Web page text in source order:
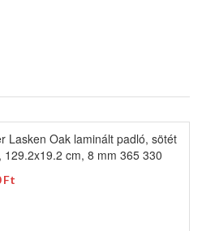
Lasken Oak laminált padló, sötét
129.2x19.2 cm, 8 mm 365 330
Ft